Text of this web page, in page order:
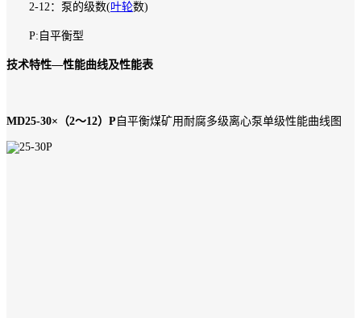
2-12：泵的级数(叶轮数)
P:自平衡型
技术特性—性能曲线及性能表
MD25-30×（2～12）P 自平衡煤矿用耐腐多级离心泵单级性能曲线图